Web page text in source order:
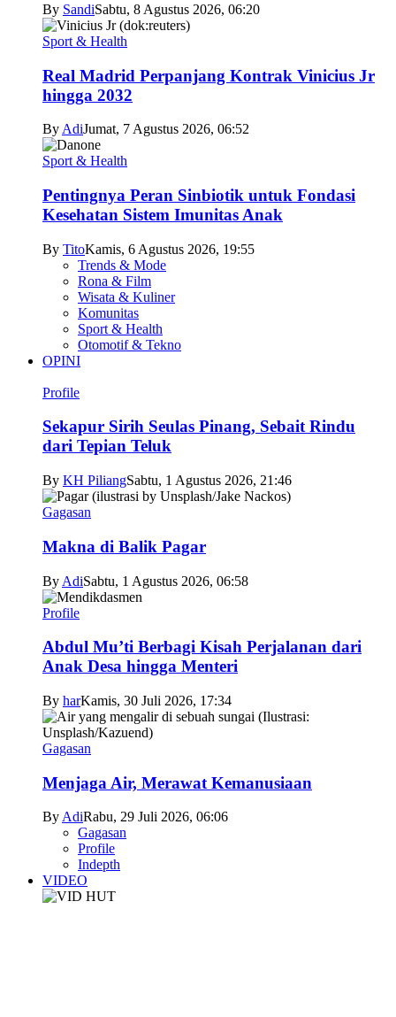
By SandiSabtu, 8 Agustus 2026, 06:20
Sport & Health
Real Madrid Perpanjang Kontrak Vinicius Jr
hingga 2032
By AdiJumat, 7 Agustus 2026, 06:52
Sport & Health
Pentingnya Peran Sinbiotik untuk Fondasi
Kesehatan Sistem Imunitas Anak
By TitoKamis, 6 Agustus 2026, 19:55
Trends & Mode
Rona & Film
Wisata & Kuliner
Komunitas
Sport & Health
Otomotif & Tekno
OPINI
Profile
Sekapur Sirih Seulas Pinang, Sebait Rindu
dari Tepian Teluk
By KH PiliangSabtu, 1 Agustus 2026, 21:46
Gagasan
Makna di Balik Pagar
By AdiSabtu, 1 Agustus 2026, 06:58
Profile
Abdul Mu’ti Berbagi Kisah Perjalanan dari
Anak Desa hingga Menteri
By harKamis, 30 Juli 2026, 17:34
Gagasan
Menjaga Air, Merawat Kemanusiaan
ByAdiRabu, 29 Juli 2026, 06:06
Gagasan
Profile
Indepth
VIDEO